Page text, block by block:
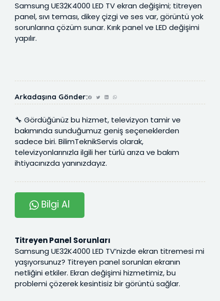
Samsung UE32K4000 LED TV ekran değişimi; titreyen
panel, sıvı teması, dikey çizgi ve ses var, görüntü yok
sorunlarına çözüm sunar. Kırık panel ve LED değişimi
yapılır.
Arkadaşına Gönder:
🔧 Gördüğünüz bu hizmet, televizyon tamir ve
bakımında sunduğumuz geniş seçeneklerden
sadece biri. BilimTeknikServis olarak,
televizyonlarınızla ilgili her türlü arıza ve bakım
ihtiyacınızda yanınızdayız.
Bilgi Al
Titreyen Panel Sorunları
Samsung UE32K4000 LED TV’nizde ekran titremesi mi
yaşıyorsunuz? Titreyen panel sorunları ekranın
netliğini etkiler. Ekran değişimi hizmetimiz, bu
problemi çözerek kesintisiz bir görüntü sağlar.